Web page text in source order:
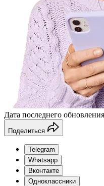
Дата последнего
Поделиться
Telegram
Whatsapp
Вконтакте
Одноклассники